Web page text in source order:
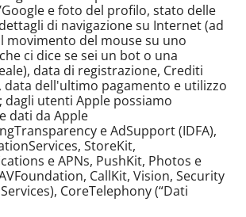
e foto del profilo, stato delle
di navigazione su Internet (ad
movimento del mouse su uno
ci dice se sei un bot o una
data di registrazione, Crediti
data dell'ultimo pagamento e utilizzo
dagli utenti Apple possiamo
dati da Apple
e AdSupport (IDFA),
StoreKit,
e APNs, PushKit, Photos e
CallKit, Vision, Security
CoreTelephony (“Dati